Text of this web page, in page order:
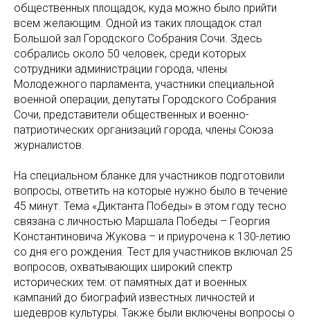
общественных площадок, куда можно было прийти
всем желающим. Одной из таких площадок стал
Большой зал Городского Собрания Сочи. Здесь
собрались около 50 человек, среди которых
сотрудники администрации города, члены
Молодежного парламента, участники специальной
военной операции, депутаты Городского Собрания
Сочи, представители общественных и военно-
патриотических организаций города, члены Союза
журналистов.
На специальном бланке для участников подготовили
вопросы, ответить на которые нужно было в течение
45 минут. Тема «Диктанта Победы» в этом году тесно
связана с личностью Маршала Победы – Георгия
Константиновича Жукова – и приурочена к 130-летию
со дня его рождения. Тест для участников включал 25
вопросов, охватывающих широкий спектр
исторических тем: от памятных дат и военных
кампаний до биографий известных личностей и
шедевров культуры. Также были включены вопросы о